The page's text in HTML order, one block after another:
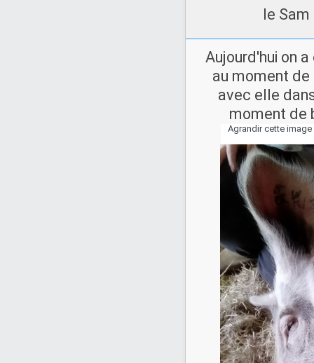
le Sam
Aujourd'hui on
au moment
avec elle
moment de
Agrandir cette image